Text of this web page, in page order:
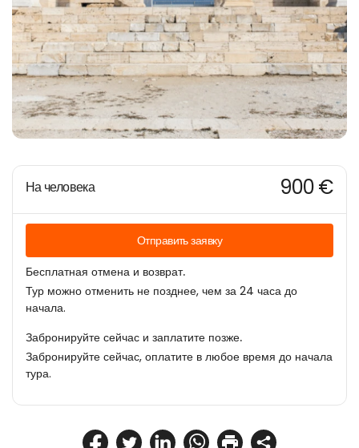
На человека 900 €
Отправить заявку
Бесплатная отмена и возврат.
Тур можно отменить не позднее, чем за 24 часа до
начала.
Забронируйте сейчас и заплатите позже.
Забронируйте сейчас, оплатите в любое время до начала
тура.